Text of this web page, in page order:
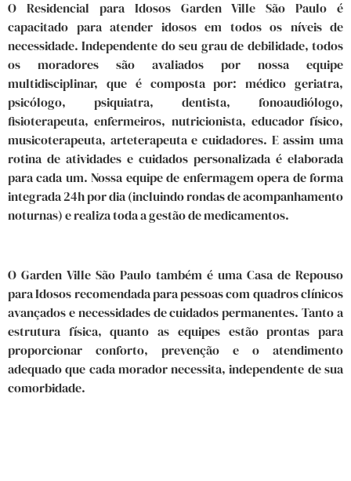
O Residencial para Idosos Garden Ville São Paulo é
capacitado para atender idosos em todos os níveis de
necessidade. Independente do seu grau de debilidade, todos
os moradores são avaliados por nossa equipe
multidisciplinar, que é composta por: médico geriatra,
psicólogo, psiquiatra, dentista, fonoaudiólogo,
fisioterapeuta, enfermeiros, nutricionista, educador físico,
musicoterapeuta, arteterapeuta e cuidadores. E assim uma
rotina de atividades e cuidados personalizada é elaborada
para cada um. Nossa equipe de enfermagem opera de forma
integrada 24h por dia (incluindo rondas de acompanhamento
noturnas) e realiza toda a gestão de medicamentos.
O Garden Ville São Paulo também é uma Casa de Repouso
para Idosos recomendada para pessoas com quadros clínicos
avançados e necessidades de cuidados permanentes. Tanto a
estrutura física, quanto as equipes estão prontas para
proporcionar conforto, prevenção e o atendimento
adequado que cada morador necessita, independente de sua
comorbidade.